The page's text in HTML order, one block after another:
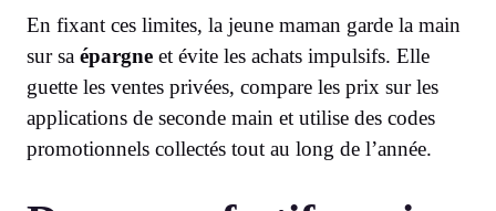
En fixant ces limites, la jeune maman garde la main
sur sa épargne et évite les achats impulsifs. Elle
guette les ventes privées, compare les prix sur les
applications de seconde main et utilise des codes
promotionnels collectés tout au long de l’année.